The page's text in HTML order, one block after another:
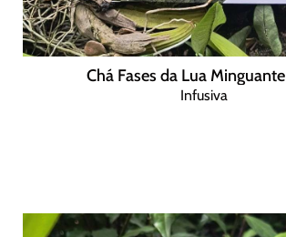
Chá Fases da Lua Minguante
Infusiva